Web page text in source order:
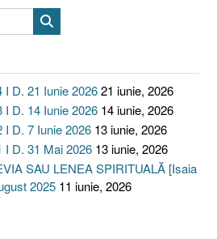
I D. 21 Iunie 202621 iunie, 2026
I D. 14 Iunie 2026 14 iunie, 2026
I D. 7 Iunie 2026 13 iunie, 2026
I D. 31 Mai 2026 13 iunie, 2026
SAU LENEA SPIRITUALĂ [Isaia
2025 11 iunie, 2026